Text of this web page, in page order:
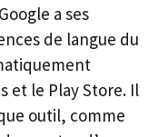
a ses
de langue du
et le Play Store. Il
outil, comme